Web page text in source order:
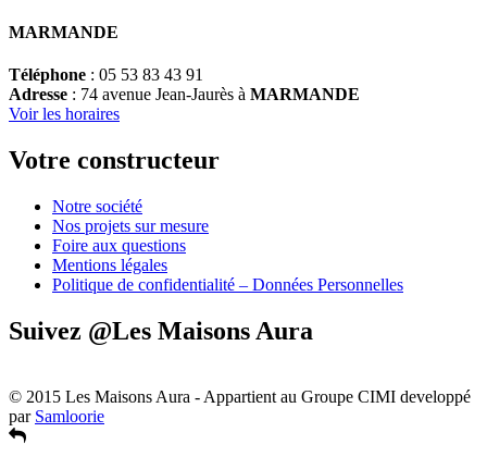
MARMANDE
Téléphone : 05 53 83 43 91
Adresse : 74 avenue Jean-Jaurès à MARMANDE
Voir les horaires
Votre constructeur
Notre société
Nos projets sur mesure
Foire aux questions
Mentions légales
Politique de confidentialité – Données Personnelles
Suivez @Les Maisons Aura
© 2015 Les Maisons Aura - Appartient au Groupe CIMI developpé
par Samloorie